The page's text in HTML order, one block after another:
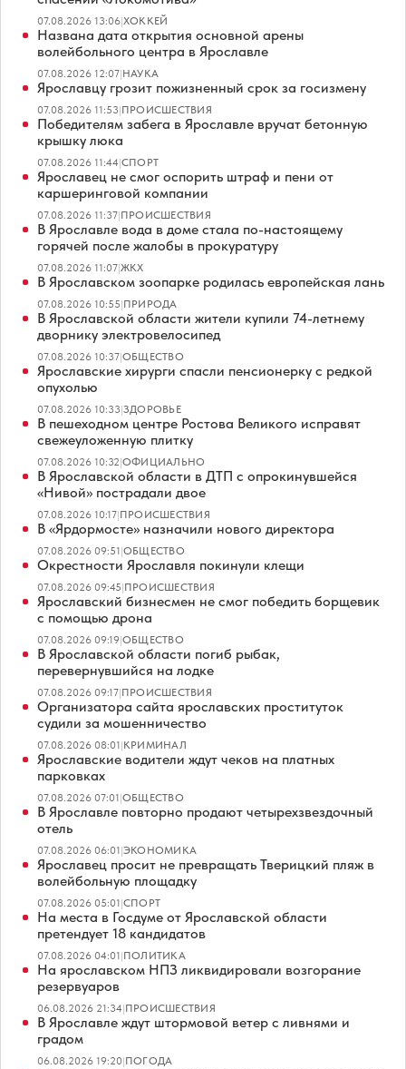
07.08.2026 13:06|ХОККЕЙ
Названа дата открытия основной арены
волейбольного центра в Ярославле
07.08.2026 12:07|НАУКА
Ярославцу грозит пожизненный срок за госизмену
07.08.2026 11:53|ПРОИСШЕСТВИЯ
Победителям забега в Ярославле вручат бетонную
крышку люка
07.08.2026 11:44|СПОРТ
Ярославец не смог оспорить штраф и пени от
каршеринговой компании
07.08.2026 11:37|ПРОИСШЕСТВИЯ
В Ярославле вода в доме стала по-настоящему
горячей после жалобы в прокуратуру
07.08.2026 11:07|ЖКХ
В Ярославском зоопарке родилась европейская лань
07.08.2026 10:55|ПРИРОДА
В Ярославской области жители купили 74-летнему
дворнику электровелосипед
07.08.2026 10:37|ОБЩЕСТВО
Ярославские хирурги спасли пенсионерку с редкой
опухолью
07.08.2026 10:33|ЗДОРОВЬЕ
В пешеходном центре Ростова Великого исправят
свежеуложенную плитку
07.08.2026 10:32|ОФИЦИАЛЬНО
В Ярославской области в ДТП с опрокинувшейся
«Нивой» пострадали двое
07.08.2026 10:17|ПРОИСШЕСТВИЯ
В «Ярдормосте» назначили нового директора
07.08.2026 09:51|ОБЩЕСТВО
Окрестности Ярославля покинули клещи
07.08.2026 09:45|ПРОИСШЕСТВИЯ
Ярославский бизнесмен не смог победить борщевик
с помощью дрона
07.08.2026 09:19|ОБЩЕСТВО
В Ярославской области погиб рыбак,
перевернувшийся на лодке
07.08.2026 09:17|ПРОИСШЕСТВИЯ
Организатора сайта ярославских проституток
судили за мошенничество
07.08.2026 08:01|КРИМИНАЛ
Ярославские водители ждут чеков на платных
парковках
07.08.2026 07:01|ОБЩЕСТВО
В Ярославле повторно продают четырехзвездочный
отель
07.08.2026 06:01|ЭКОНОМИКА
Ярославец просит не превращать Тверицкий пляж в
волейбольную площадку
07.08.2026 05:01|СПОРТ
На места в Госдуме от Ярославской области
претендует 18 кандидатов
07.08.2026 04:01|ПОЛИТИКА
На ярославском НПЗ ликвидировали возгорание
резервуаров
06.08.2026 21:34|ПРОИСШЕСТВИЯ
В Ярославле ждут штормовой ветер с ливнями и
градом
06.08.2026 19:20|ПОГОДА